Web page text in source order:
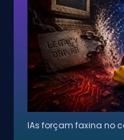
IAs forçam faxina no